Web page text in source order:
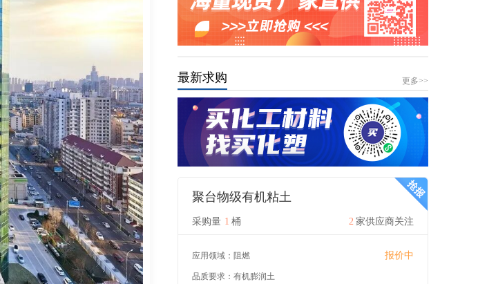
最新求购 更多>>
聚台物级有机粘土
采购量 1 桶 2 家供应商关注
应用领域： 阻燃 报价中
品质要求： 有机膨润土